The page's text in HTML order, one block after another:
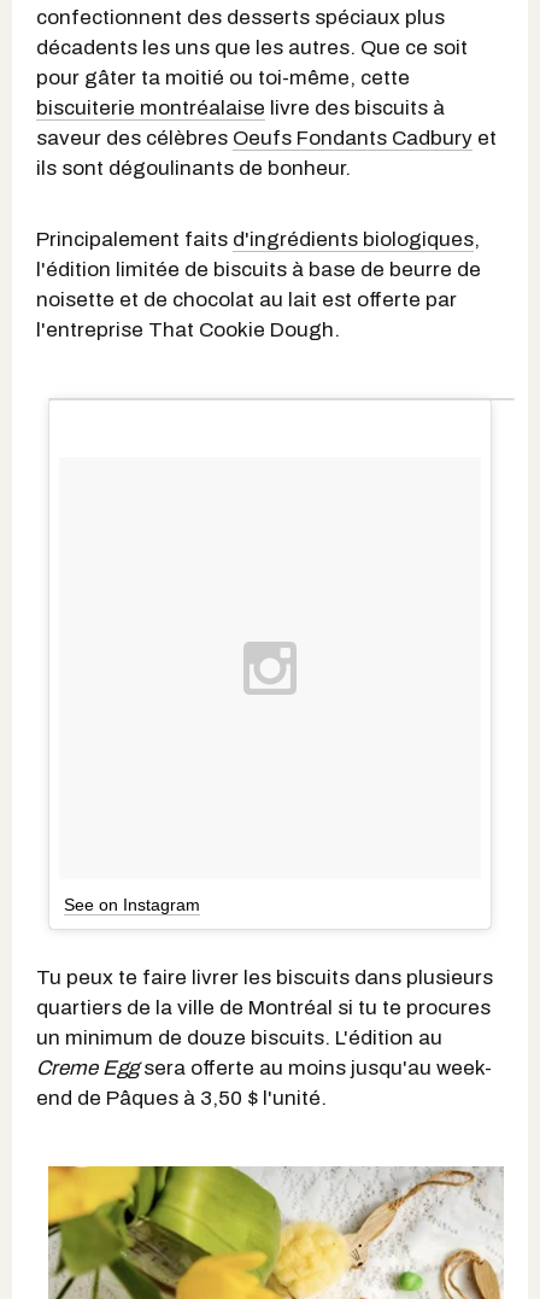
confectionnent des desserts spéciaux plus
décadents les uns que les autres. Que ce soit
pour gâter ta moitié ou toi-même, cette
biscuiterie montréalaise livre des biscuits à
saveur des célèbres Oeufs Fondants Cadbury et
ils sont dégoulinants de bonheur.
Principalement faits d'ingrédients biologiques,
l'édition limitée de biscuits à base de beurre de
noisette et de chocolat au lait est offerte par
l'entreprise That Cookie Dough.
See on Instagram
Tu peux te faire livrer les biscuits dans plusieurs
quartiers de la ville de Montréal si tu te procures
un minimum de douze biscuits. L'édition au
Creme Eggsera offerte au moins jusqu'au week-
end de Pâques à 3,50 $ l'unité.